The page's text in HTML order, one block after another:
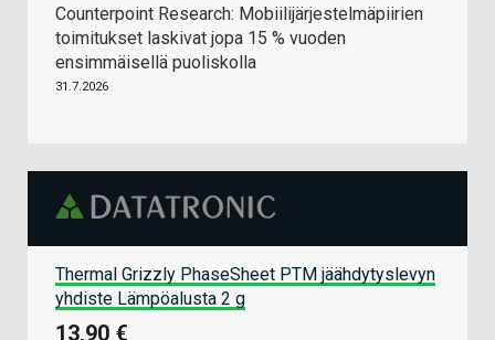
Counterpoint Research: Mobiilijärjestelmäpiirien
toimitukset laskivat jopa 15 % vuoden
ensimmäisellä puoliskolla
31.7.2026
Thermal Grizzly PhaseSheet PTM jäähdytyslevyn
yhdiste Lämpöalusta 2 g
13,90 €